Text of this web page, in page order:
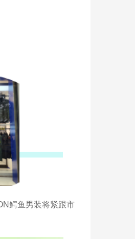
鳄鱼男装将紧跟市